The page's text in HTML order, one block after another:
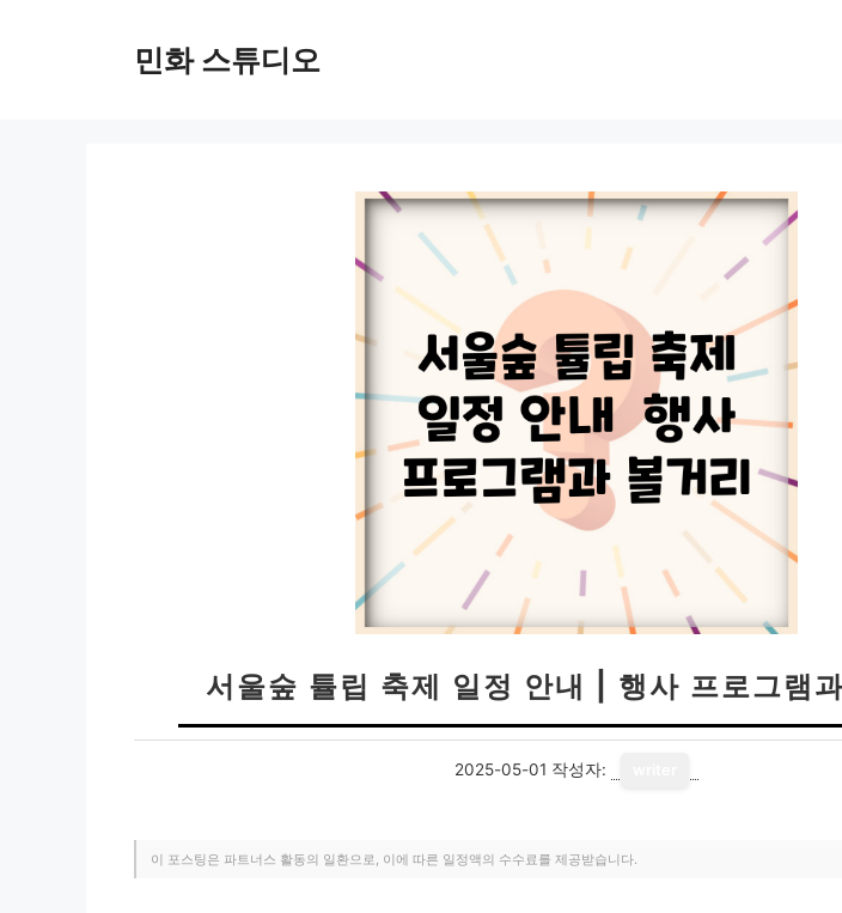
민화 스튜디오
서울숲 튤립 축제 일정 안내 | 행사 프로그램
2025-05-01 작성자:
이 포스팅은 파트너스 활동의 일환으로, 이에 따른 일정액의 수수료를 제공받습니다.